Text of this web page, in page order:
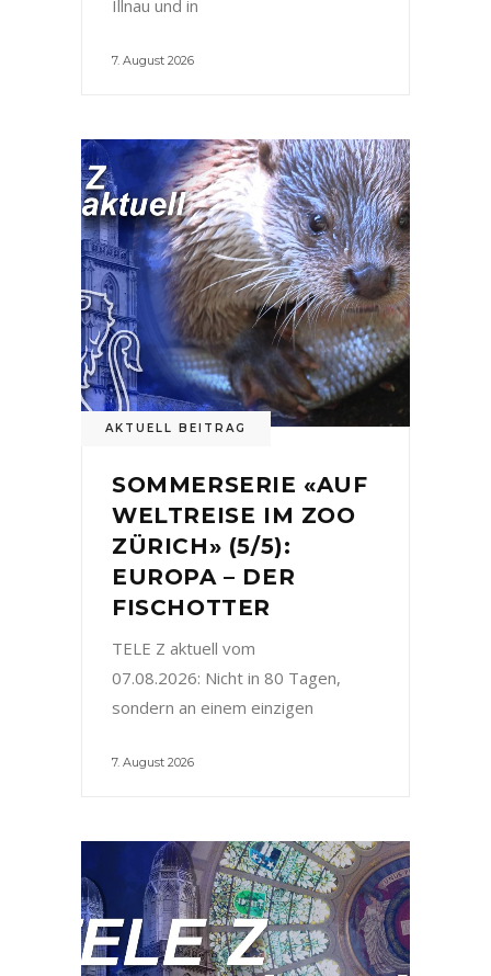
Illnau und in
7. August 2026
AKTUELL BEITRAG
SOMMERSERIE «AUF
WELTREISE IM ZOO
ZÜRICH» (5/5):
EUROPA – DER
FISCHOTTER
TELE Z aktuell vom
07.08.2026: Nicht in 80 Tagen,
sondern an einem einzigen
7. August 2026